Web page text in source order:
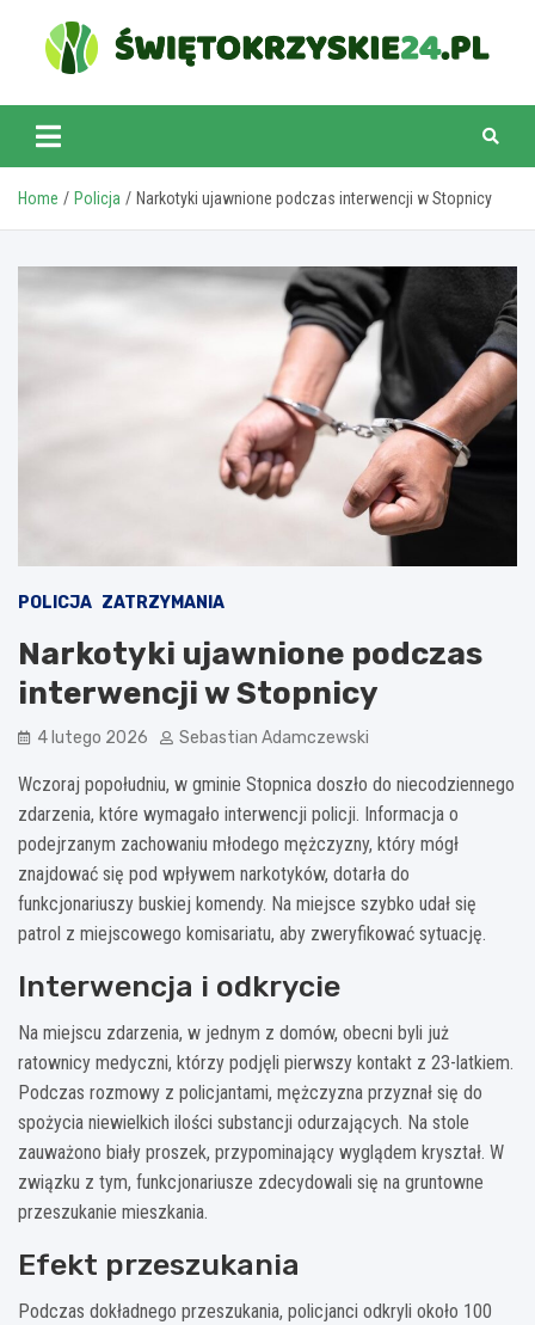
content
swietokrzyskie24.pl
Home Policja Narkotyki ujawnione podczas interwencji w Stopnicy
POLICJA ZATRZYMANIA
Narkotyki ujawnione podczas
interwencji w Stopnicy
4 lutego 2026 Sebastian Adamczewski
Wczoraj popołudniu, w gminie Stopnica doszło do niecodziennego
zdarzenia, które wymagało interwencji policji. Informacja o
podejrzanym zachowaniu młodego mężczyzny, który mógł
znajdować się pod wpływem narkotyków, dotarła do
funkcjonariuszy buskiej komendy. Na miejsce szybko udał się
patrol z miejscowego komisariatu, aby zweryfikować sytuację.
Interwencja i odkrycie
Na miejscu zdarzenia, w jednym z domów, obecni byli już
ratownicy medyczni, którzy podjęli pierwszy kontakt z 23-latkiem.
Podczas rozmowy z policjantami, mężczyzna przyznał się do
spożycia niewielkich ilości substancji odurzających. Na stole
zauważono biały proszek, przypominający wyglądem kryształ. W
związku z tym, funkcjonariusze zdecydowali się na gruntowne
przeszukanie mieszkania.
Efekt przeszukania
Podczas dokładnego przeszukania, policjanci odkryli około 100